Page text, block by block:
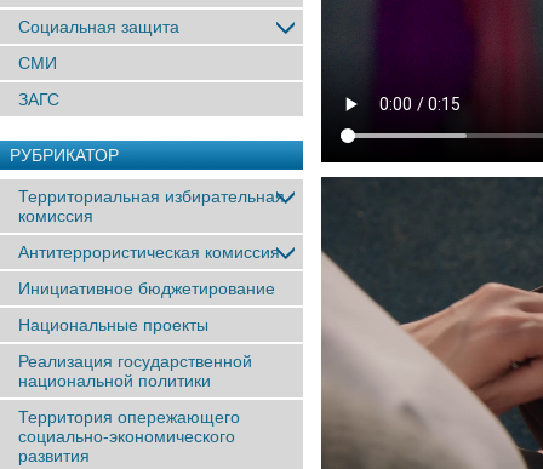
Социальная защита
СМИ
ЗАГС
РУБРИКАТОР
Территориальная избирательная
комиссия
Антитеррористическая комиссия
Инициативное бюджетирование
Национальные проекты
Реализация государственной
национальной политики
Территория опережающего
социально-экономического
развития